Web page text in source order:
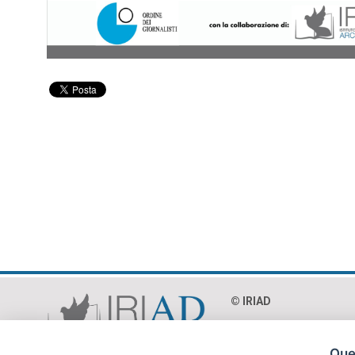
© IRIAD‎